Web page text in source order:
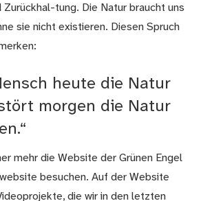
Zurückhal-tung. Die Natur braucht uns
sie nicht existieren. Diesen Spruch
heute die Natur
morgen die Natur
mehr die Website der Grünen Engel
besuchen. Auf der Website
die wir in den letzten